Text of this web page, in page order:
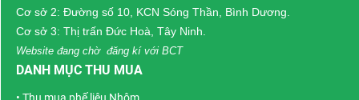
Cơ sở 2: Đường số 10, KCN Sóng Thần, Bình Dương.
Cơ sở 3: Thị trấn Đức Hoà, Tây Ninh.
Website đang chờ đăng kí với BCT
DANH MỤC THU MUA
• Thu mua phế liệu Nhôm